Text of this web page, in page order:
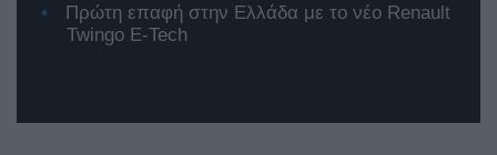
Πρώτη επαφή στην Ελλάδα με το νέο Renault
Twingo E-Tech